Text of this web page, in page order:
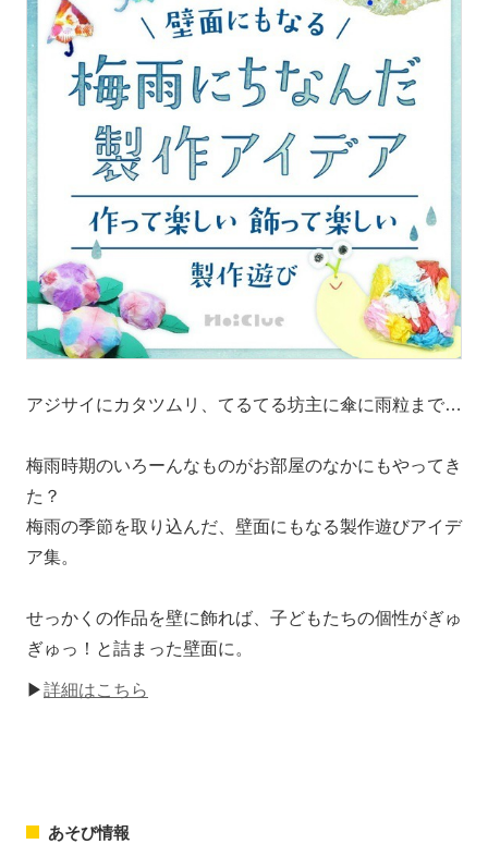
アジサイにカタツムリ、てるてる坊主に傘に雨粒まで…
梅雨時期のいろーんなものがお部屋のなかにもやってき
た？
梅雨の季節を取り込んだ、壁面にもなる製作遊びアイデ
ア集。
せっかくの作品を壁に飾れば、子どもたちの個性がぎゅ
ぎゅっ！と詰まった壁面に。
▶詳細はこちら
あそび情報